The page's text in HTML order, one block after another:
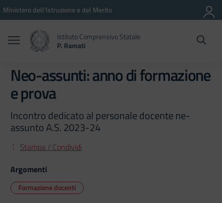
Vai ai contenuti
Vai al menu di navigazione
Vai al footer
Ministero dell'Istruzione e del Merito
Istituto Comprensivo Statale
P. Ramati
Neo-assunti: anno di formazione
e prova
Incontro dedicato al personale docente ne-
assunto A.S. 2023-24
Stampa / Condividi
Argomenti
Formazione docenti